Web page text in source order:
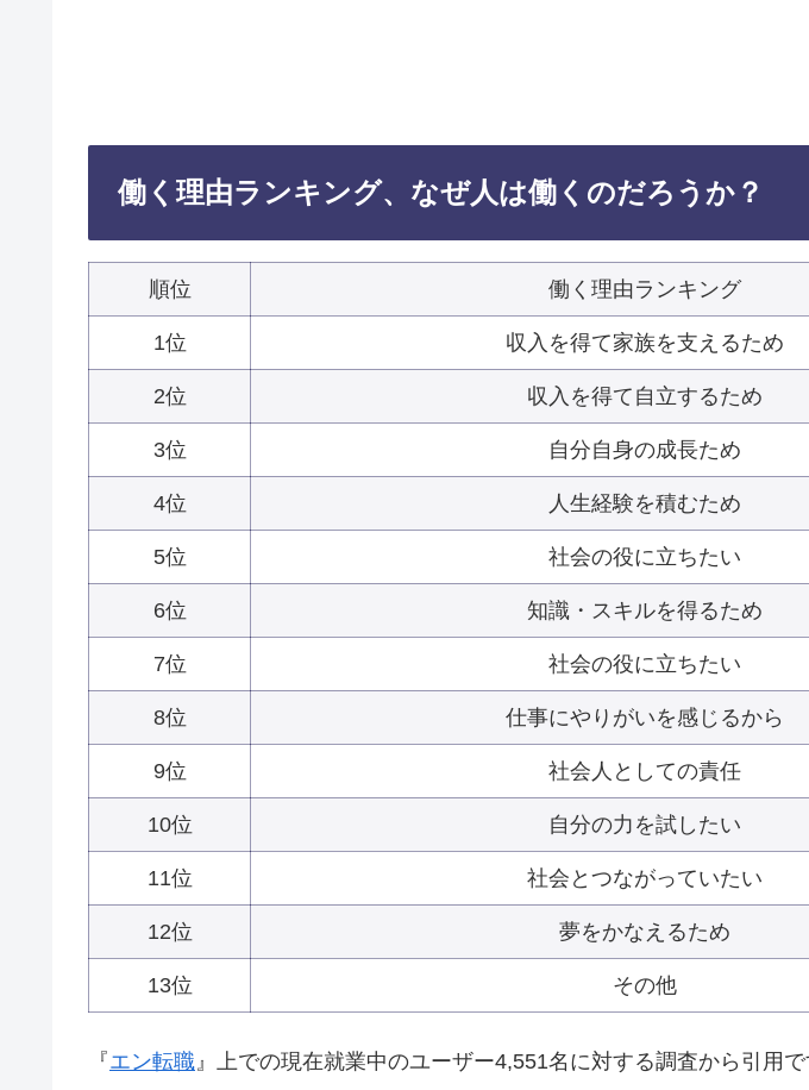
働く理由ランキング、なぜ人は働くのだろうか？
順位 働く理由ランキング
1位 収入を得て家族を支えるため
2位 収入を得て自立するため
3位 自分自身の成長ため
4位 人生経験を積むため
5位 社会の役に立ちたい
6位 知識・スキルを得るため
7位 社会の役に立ちたい
8位 仕事にやりがいを感じるから
9位 社会人としての責任
10位 自分の力を試したい
11位 社会とつながっていたい
12位 夢をかなえるため
13位 その他
『エン転職 』上での現在就業中のユーザー4,551名に対する調査から引用で